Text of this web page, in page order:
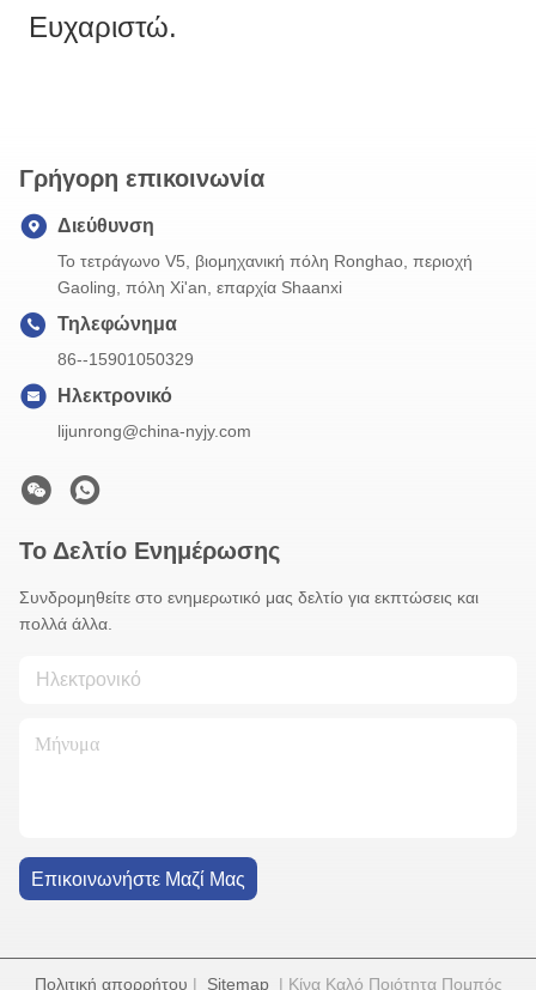
Ευχαριστώ.
Γρήγορη επικοινωνία
Διεύθυνση
Το τετράγωνο V5, βιομηχανική πόλη Ronghao, περιοχή
Gaoling, πόλη Xi'an, επαρχία Shaanxi
Τηλεφώνημα
86--15901050329
Ηλεκτρονικό
lijunrong@china-nyjy.com
Το Δελτίο Ενημέρωσης
Συνδρομηθείτε στο ενημερωτικό μας δελτίο για εκπτώσεις και
πολλά άλλα.
Επικοινωνήστε Μαζί Μας
Πολιτική απορρήτου | Sitemap| Κίνα Καλό Ποιότητα Πομπός